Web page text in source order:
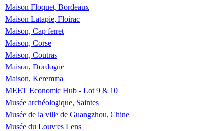
Maison Floquet, Bordeaux
Maison Latapie, Floirac
Maison, Cap ferret
Maison, Corse
Maison, Coutras
Maison, Dordogne
Maison, Keremma
MEET Economic Hub - Lot 9 & 10
Musée archéologique, Saintes
Musée de la ville de Guangzhou, Chine
Musée du Louvres Lens